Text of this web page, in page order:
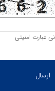
عبارت امنیتی